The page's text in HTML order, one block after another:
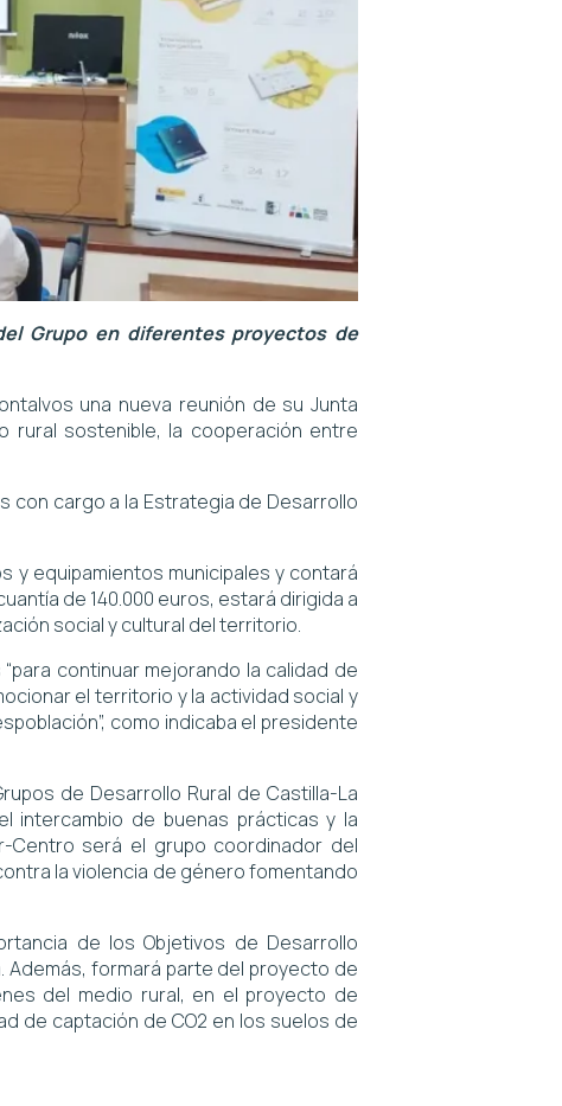
Grupo en diferentes proyectos de
una nueva reunión de su Junta
rural sostenible, la cooperación entre
con cargo a la Estrategia de Desarrollo
y equipamientos municipales y contará
de 140.000 euros, estará dirigida a
social y cultural del territorio.
continuar mejorando la calidad de
el territorio y la actividad social y
como indicaba el presidente
de Desarrollo Rural de Castilla-La
intercambio de buenas prácticas y la
Centro será el grupo coordinador del
la violencia de género fomentando
de los Objetivos de Desarrollo
formará parte del proyecto de
del medio rural, en el proyecto de
de captación de CO2 en los suelos de